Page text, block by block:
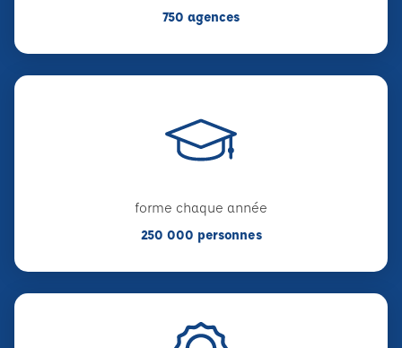
750 agences
forme chaque année
250 000 personnes